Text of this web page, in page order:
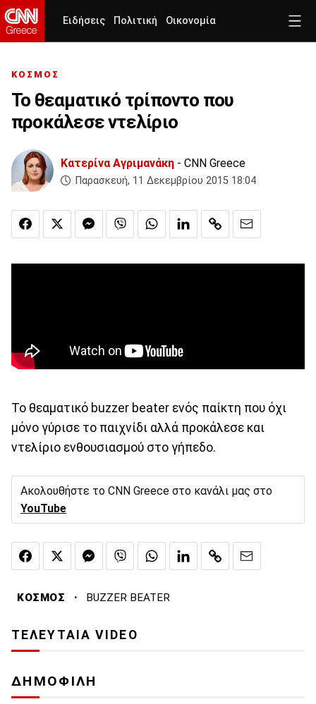
Ειδήσεις Πολιτική Οικονομία
ΚΟΣΜΟΣ
Το θεαματικό τρίποντο που
προκάλεσε ντελίριο
Κατερίνα Αγριμανάκη - CNN Greece
Παρασκευή, 11 Δεκεμβρίου 2015 18:04
Το θεαματικό buzzer beater ενός παίκτη που όχι
μόνο γύρισε το παιχνίδι αλλά προκάλεσε και
ντελίριο ενθουσιασμού στο γήπεδο.
Ακολουθήστε το CNN Greece στο κανάλι μας στο
YouTube
ΚΟΣΜΟΣ · BUZZER BEATER
ΤΕΛΕΥΤΑΙΑ VIDEO
ΔΗΜΟΦΙΛΗ